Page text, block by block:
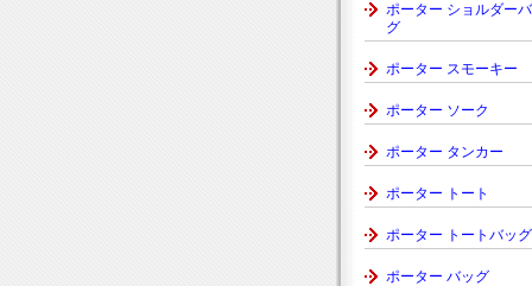
ポーター ショルダー
グ
ポーター スモーキー
ポーター ソーク
ポーター タンカー
ポーター トート
ポーター トートバッグ
ポーター バッグ